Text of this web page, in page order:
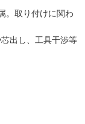
。取り付けに関わ
出し、工具干渉等